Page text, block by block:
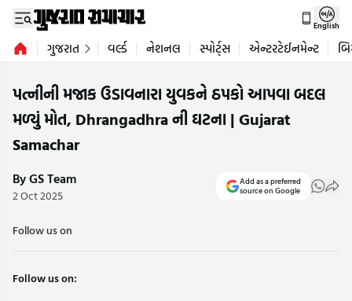
English
ગુજરાત વર્લ્ડ નેશનલ સ્પોર્ટ્સ એન્ટરટેઈનમેન્ટ
પત્નીની મજાક ઉડાવનારા યુવકને ઠપકો આપવા બદલ
મળ્યું મોત, Dhrangadhra ની ઘટના | Gujarat
Samachar
By GS Team
2 Oct 2025
Add as a preferred
source on Google
Follow us on
Follow us on: